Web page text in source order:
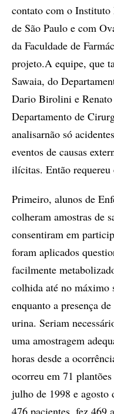
contato com o
de São Paulo e com
da Faculdade de
projeto.A equipe, que
Sawaia, do
Dario Birolini e
Departamento de
analisarnão só
eventos de causas
ilícitas. Então requereu
Primeiro, alunos de
colheram amostras de
consentiram em
foram aplicados
facilmente
colhida até no máximo
enquanto a presença
urina. Seriam
uma amostragem
horas desde a
ocorreu em 71
julho de 1998 e agosto
476 pacientes, fez 469